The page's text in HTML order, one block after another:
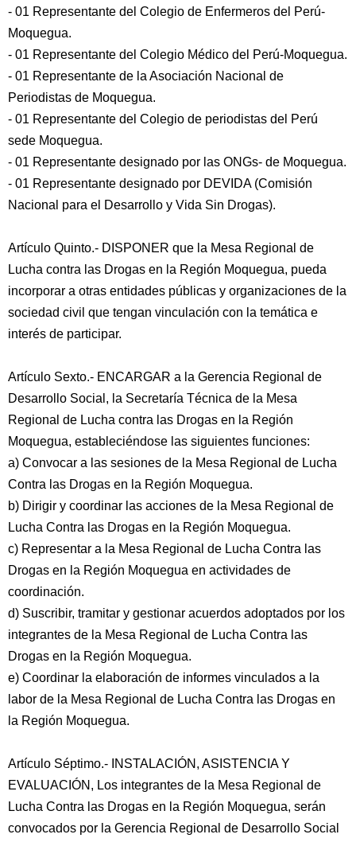
- 01 Representante del Colegio de Enfermeros del Perú-
Moquegua.
- 01 Representante del Colegio Médico del Perú-Moquegua.
- 01 Representante de la Asociación Nacional de
Periodistas de Moquegua.
- 01 Representante del Colegio de periodistas del Perú
sede Moquegua.
- 01 Representante designado por las ONGs- de Moquegua.
- 01 Representante designado por DEVIDA (Comisión
Nacional para el Desarrollo y Vida Sin Drogas).
Artículo Quinto.- DISPONER que la Mesa Regional de
Lucha contra las Drogas en la Región Moquegua, pueda
incorporar a otras entidades públicas y organizaciones de la
sociedad civil que tengan vinculación con la temática e
interés de participar.
Artículo Sexto.- ENCARGAR a la Gerencia Regional de
Desarrollo Social, la Secretaría Técnica de la Mesa
Regional de Lucha contra las Drogas en la Región
Moquegua, estableciéndose las siguientes funciones:
a) Convocar a las sesiones de la Mesa Regional de Lucha
Contra las Drogas en la Región Moquegua.
b) Dirigir y coordinar las acciones de la Mesa Regional de
Lucha Contra las Drogas en la Región Moquegua.
c) Representar a la Mesa Regional de Lucha Contra las
Drogas en la Región Moquegua en actividades de
coordinación.
d) Suscribir, tramitar y gestionar acuerdos adoptados por los
integrantes de la Mesa Regional de Lucha Contra las
Drogas en la Región Moquegua.
e) Coordinar la elaboración de informes vinculados a la
labor de la Mesa Regional de Lucha Contra las Drogas en
la Región Moquegua.
Artículo Séptimo.- INSTALACIÓN, ASISTENCIA Y
EVALUACIÓN, Los integrantes de la Mesa Regional de
Lucha Contra las Drogas en la Región Moquegua, serán
convocados por la Gerencia Regional de Desarrollo Social